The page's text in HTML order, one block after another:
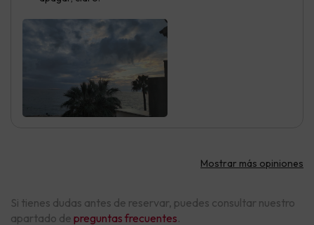
Mostrar más opiniones
Si tienes dudas antes de reservar, puedes consultar nuestro
apartado de preguntas frecuentes.